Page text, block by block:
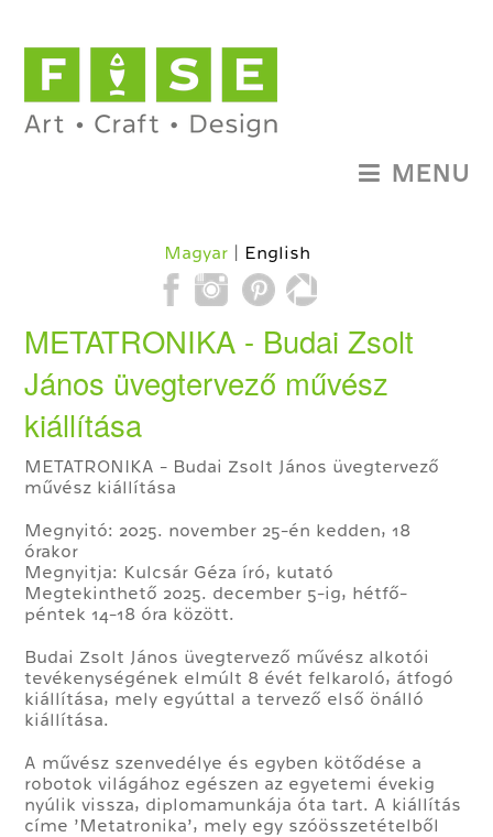
Magyar English
MENU
METATRONIKA - Budai Zsolt
János üvegtervező művész
kiállítása
METATRONIKA - Budai Zsolt János üvegtervező
művész kiállítása
Megnyitó: 2025. november 25-én kedden, 18
órakor
Megnyitja: Kulcsár Géza író, kutató
Megtekinthető 2025. december 5-ig, hétfő-
péntek 14-18 óra között.
Budai Zsolt János üvegtervező művész alkotói
tevékenységének elmúlt 8 évét felkaroló, átfogó
kiállítása, mely egyúttal a tervező első önálló
kiállítása.
A művész szenvedélye és egyben kötődése a
robotok világához egészen az egyetemi évekig
nyúlik vissza, diplomamunkája óta tart. A kiállítás
címe ’Metatronika’, mely egy szóösszetételből